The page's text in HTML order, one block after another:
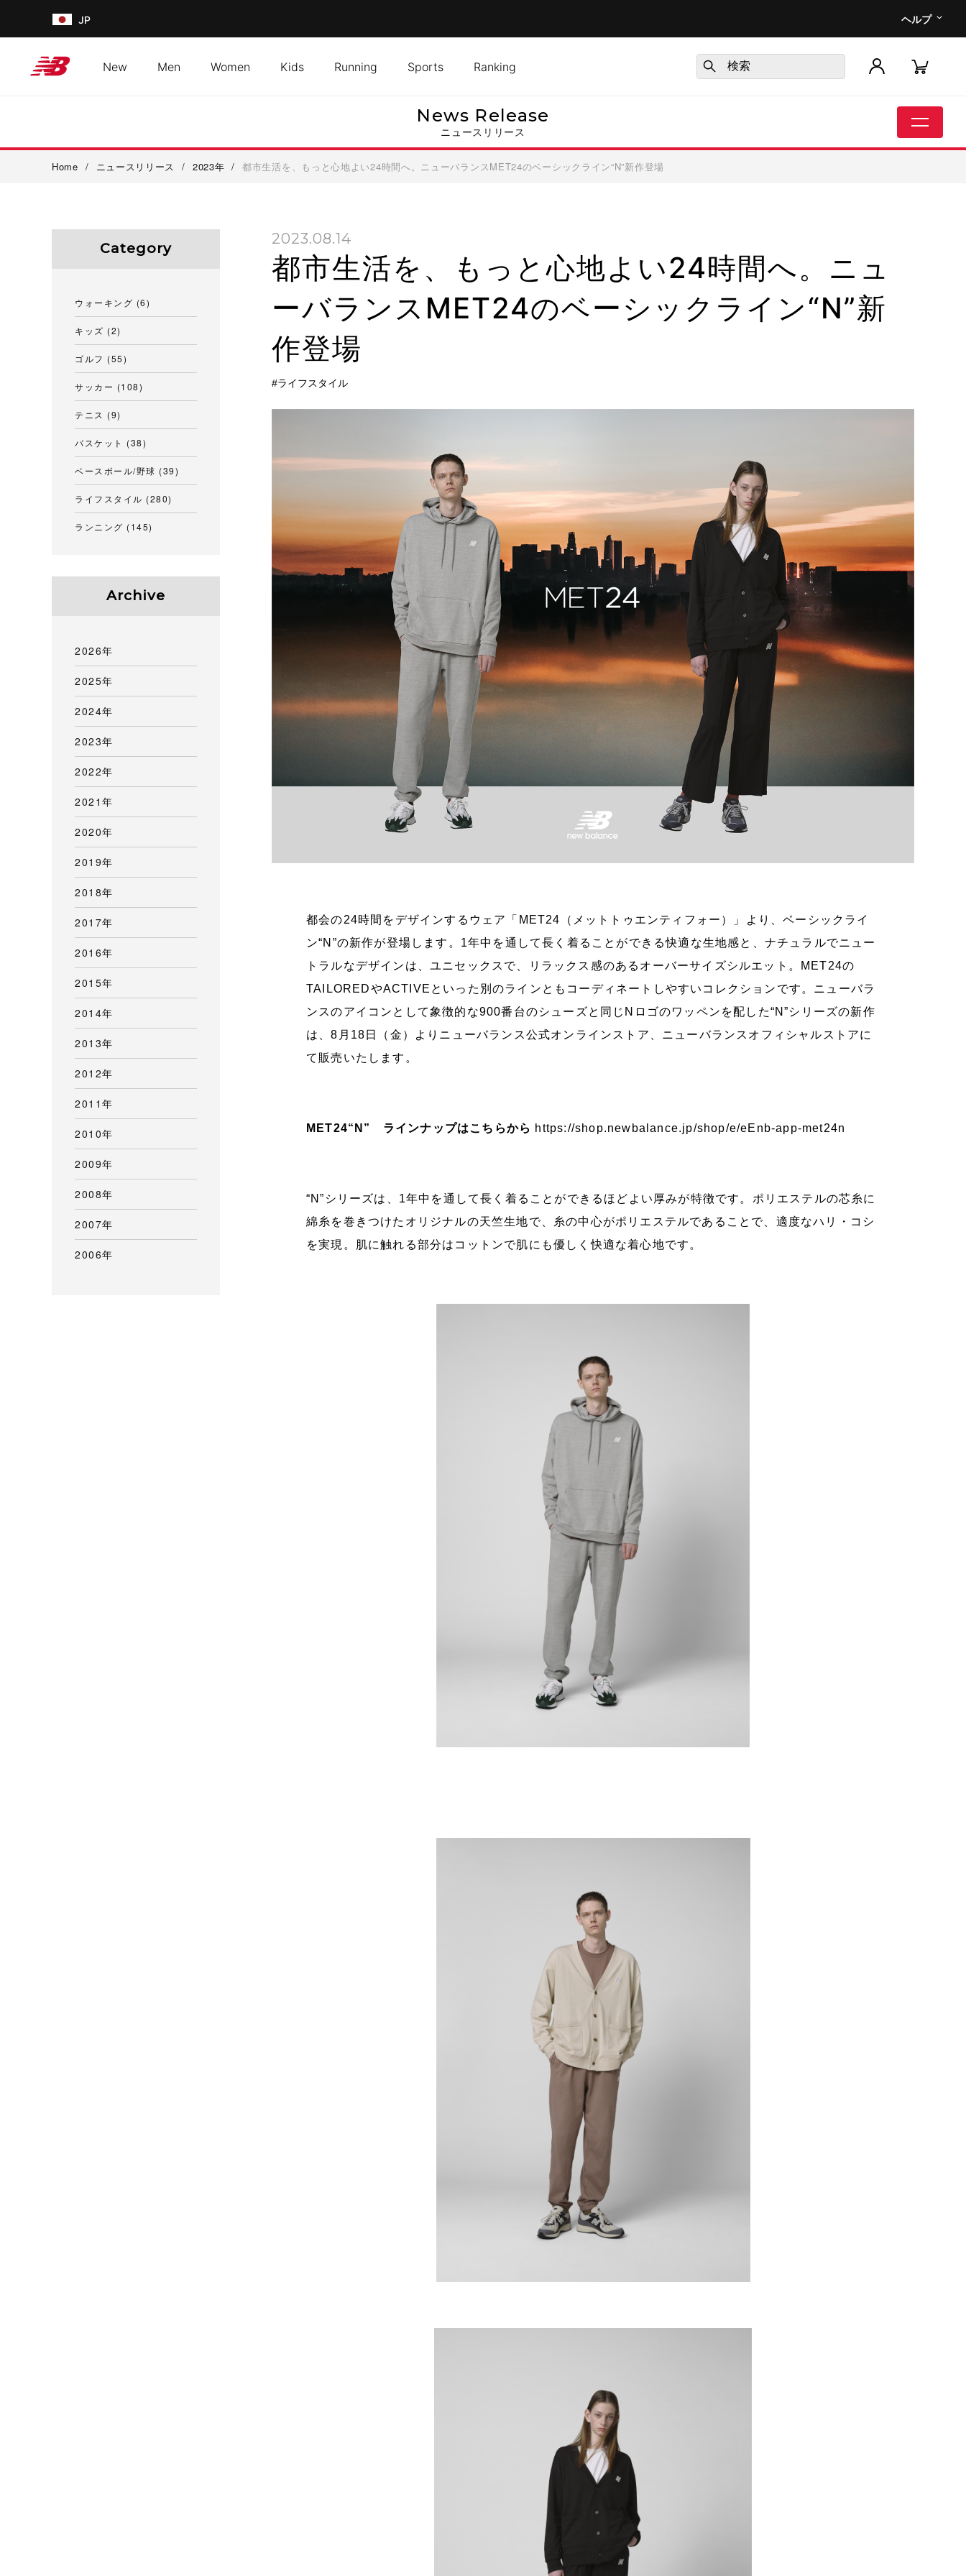
JP ヘルプ
New Men Women Kids Running Sports Ranking
News Release
ニュースリリース
Home / ニュースリリース / 2023年 / 都市生活を、もっと心地よい24時間へ。ニューバランスMET24のベーシックライン“N”新作登場
2023.08.14
都市生活を、もっと心地よい24時間へ。ニュ
ーバランスMET24のベーシックライン“N”新
作登場
ライフスタイル
都会の24時間をデザインするウェア「MET24（メットトゥエンティフォー）」より、ベーシックライ
ン“N”の新作が登場します。1年中を通して長く着ることができる快適な生地感と、ナチュラルでニュー
トラルなデザインは、ユニセックスで、リラックス感のあるオーバーサイズシルエット。MET24の
TAILOREDやACTIVEといった別のラインともコーディネートしやすいコレクションです。ニューバラ
ンスのアイコンとして象徴的な900番台のシューズと同じNロゴのワッペンを配した“N”シリーズの新作
は、8月18日（金）よりニューバランス公式オンラインストア、ニューバランスオフィシャルストアに
て販売いたします。
MET24“N” ラインナップはこちらから https://shop.newbalance.jp/shop/e/eEnb-app-met24n
“N”シリーズは、1年中を通して長く着ることができるほどよい厚みが特徴です。ポリエステルの芯糸に
綿糸を巻きつけたオリジナルの天竺生地で、糸の中心がポリエステルであることで、適度なハリ・コシ
を実現。肌に触れる部分はコットンで肌にも優しく快適な着心地です。
Category
ウォーキング (6)
キッズ (2)
ゴルフ (55)
サッカー (108)
テニス (9)
バスケット (38)
ベースボール/野球 (39)
ライフスタイル (280)
ランニング (145)
Archive
2026年
2025年
2024年
2023年
2022年
2021年
2020年
2019年
2018年
2017年
2016年
2015年
2014年
2013年
2012年
2011年
2010年
2009年
2008年
2007年
2006年